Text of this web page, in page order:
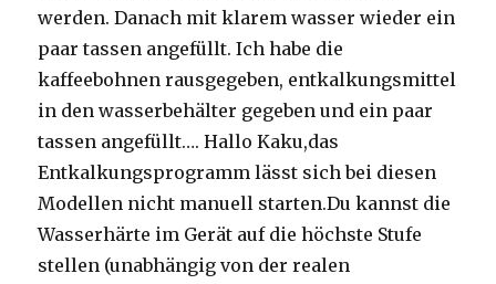
werden. Danach mit klarem wasser wieder ein
paar tassen angefüllt. Ich habe die
kaffeebohnen rausgegeben, entkalkungsmittel
in den wasserbehälter gegeben und ein paar
tassen angefüllt…. Hallo Kaku,das
Entkalkungsprogramm lässt sich bei diesen
Modellen nicht manuell starten.Du kannst die
Wasserhärte im Gerät auf die höchste Stufe
stellen (unabhängig von der realen